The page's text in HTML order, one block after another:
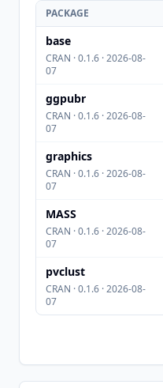
PACKAGE
base
CRAN · 0.1.6 · 2026-08-
07
ggpubr
CRAN · 0.1.6 · 2026-08-
07
graphics
CRAN · 0.1.6 · 2026-08-
07
MASS
CRAN · 0.1.6 · 2026-08-
07
pvclust
CRAN · 0.1.6 · 2026-08-
07